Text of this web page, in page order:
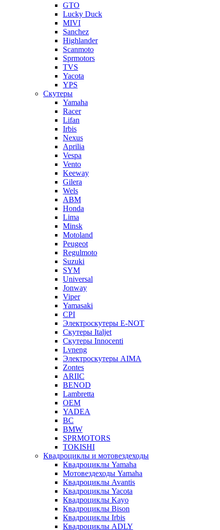
GTO
Lucky Duck
MIVI
Sanchez
Highlander
Scanmoto
Sprmotors
TVS
Yacota
YPS
Скутеры
Yamaha
Racer
Lifan
Irbis
Nexus
Aprilia
Vespa
Vento
Keeway
Gilera
Wels
ABM
Honda
Lima
Minsk
Motoland
Peugeot
Regulmoto
Suzuki
SYM
Universal
Jonway
Viper
Yamasaki
CPI
Электроскутеры E-NOT
Скутеры Italjet
Скутеры Innocenti
Lvneng
Электроскутеры AIMA
Zontes
ARIIC
BENOD
Lambretta
OEM
YADEA
BC
BMW
SPRMOTORS
TOKISHI
Квадроциклы и мотовездеходы
Квадроциклы Yamaha
Мотовездеходы Yamaha
Квадроциклы Avantis
Квадроциклы Yacota
Квадроциклы Kayo
Квадроциклы Bison
Квадроциклы Irbis
Квадроциклы ADLY